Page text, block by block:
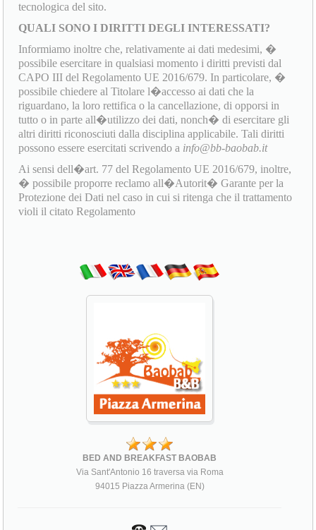
tecnologica del sito.
QUALI SONO I DIRITTI DEGLI INTERESSATI?
Informiamo inoltre che, relativamente ai dati medesimi, �
possibile esercitare in qualsiasi momento i diritti previsti dal
CAPO III del Regolamento UE 2016/679. In particolare, �
possibile chiedere al Titolare l�accesso ai dati che la
riguardano, la loro rettifica o la cancellazione, di opporsi in
tutto o in parte all�utilizzo dei dati, nonch� di esercitare gli
altri diritti riconosciuti dalla disciplina applicabile. Tali diritti
possono essere esercitati scrivendo a info@bb-baobab.it
Ai sensi dell�art. 77 del Regolamento UE 2016/679, inoltre,
� possibile proporre reclamo all�Autorit� Garante per la
Protezione dei Dati nel caso in cui si ritenga che il trattamento
violi il citato Regolamento
BED AND BREAKFAST BAOBAB
Via Sant'Antonio 16 traversa via Roma
94015 Piazza Armerina (EN)